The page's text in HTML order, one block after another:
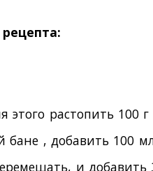
этого растопить 100 г
бане , добавить 100
и добавить